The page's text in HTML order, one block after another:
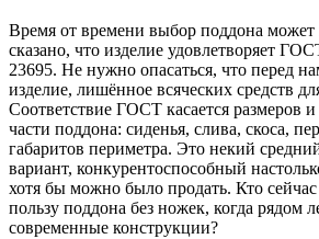
Время от времени выбор поддона может
сказано, что изделие удовлетворяет
23695. Не нужно опасаться, что перед
изделие, лишённое всяческих средств
Соответствие ГОСТ касается размеров
части поддона: сиденья, слива, скоса,
габаритов периметра. Это некий
вариант, конкурентоспособный
хотя бы можно было продать. Кто сейчас
пользу поддона без ножек, когда рядом
современные конструкции?